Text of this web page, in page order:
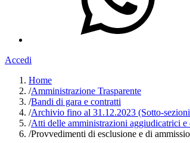
Accedi
Home
/Amministrazione Trasparente
/Bandi di gara e contratti
/Archivio fino al 31.12.2023 (Sotto-
/Atti delle amministrazioni aggiudicatrici
/Provvedimenti di esclusione e di